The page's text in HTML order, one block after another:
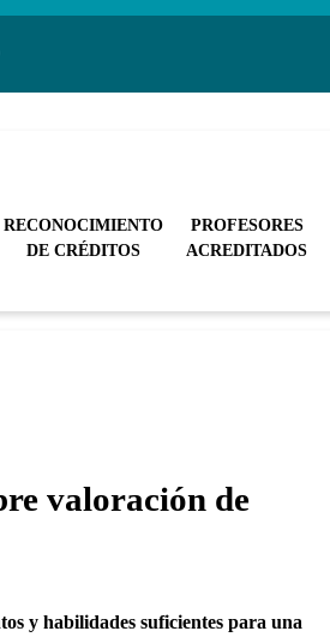
RECONOCIMIENTO
DE CRÉDITOS
PROFESORES
ACREDITADOS
valoración de
y habilidades suficientes para una